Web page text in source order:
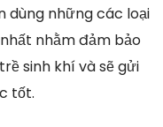
dùng những các loại
nhằm đảm bảo
sinh khí và sẽ gửi
tốt.